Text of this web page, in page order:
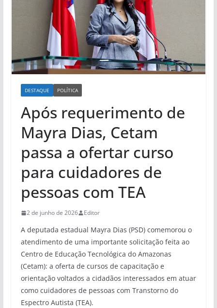
DESTAQUE POLÍTICA
Após requerimento de
Mayra Dias, Cetam
passa a ofertar curso
para cuidadores de
pessoas com TEA
2 de junho de 2026 Editor
A deputada estadual Mayra Dias (PSD) comemorou o
atendimento de uma importante solicitação feita ao
Centro de Educação Tecnológica do Amazonas
(Cetam): a oferta de cursos de capacitação e
orientação voltados a cidadãos interessados em atuar
como cuidadores de pessoas com Transtorno do
Espectro Autista (TEA).